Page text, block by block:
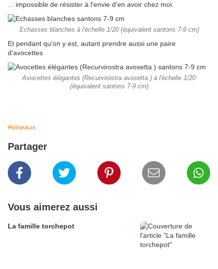
... impossible de résister à l'envie d'en avoir chez moi.
Echasses blanches à l'échelle 1/20 (équivalent santons 7-9 cm)
Et pendant qu'on y est, autant prendre aussi une paire
d'avocettes
Avocettes élégantes (Recurvirostra avosetta ) à l'échelle 1/20
(équivalent santons 7-9 cm)
#oiseaux
Partager
Vous aimerez aussi
La famille torchepot